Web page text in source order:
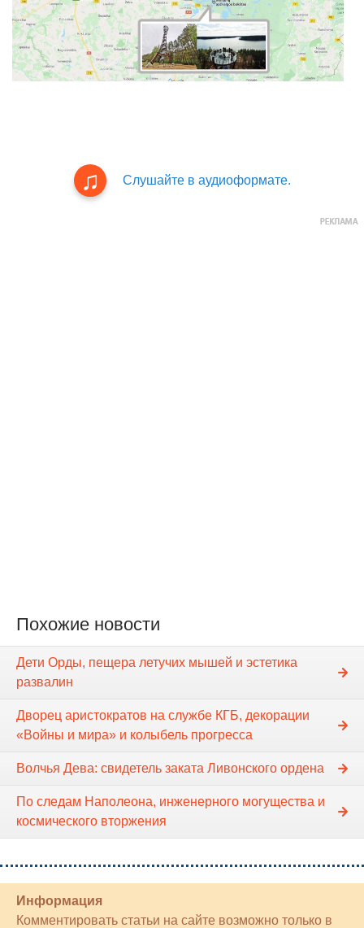
Слушайте в аудиоформате.
Похожие новости
Дети Орды, пещера летучих мышей и эстетика
развалин
Дворец аристократов на службе КГБ, декорации
«Войны и мира» и колыбель прогресса
Волчья Дева: свидетель заката Ливонского ордена
По следам Наполеона, инженерного могущества и
космического вторжения
Информация
Комментировать статьи на сайте возможно только в